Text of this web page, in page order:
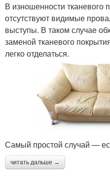
В изношенности тканевого
отсутствуют видимые
выступы. В таком случае
заменой тканевого
легко отделаться.
Самый простой случай —
читать дальше →